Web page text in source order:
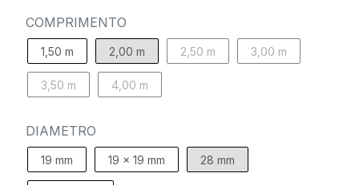
COMPRIMENTO
1,50 m 2,00 m 2,50 m 3,00 m
3,50 m 4,00 m
DIAMETRO
19 mm 19 x 19 mm 28 mm